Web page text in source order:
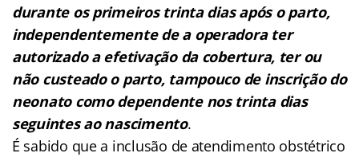
durante os primeiros trinta dias após o parto,
independentemente de a operadora ter
autorizado a efetivação da cobertura, ter ou
não custeado o parto, tampouco de inscrição do
neonato como dependente nos trinta dias
seguintes ao nascimento.
É sabido que a inclusão de atendimento obstétrico